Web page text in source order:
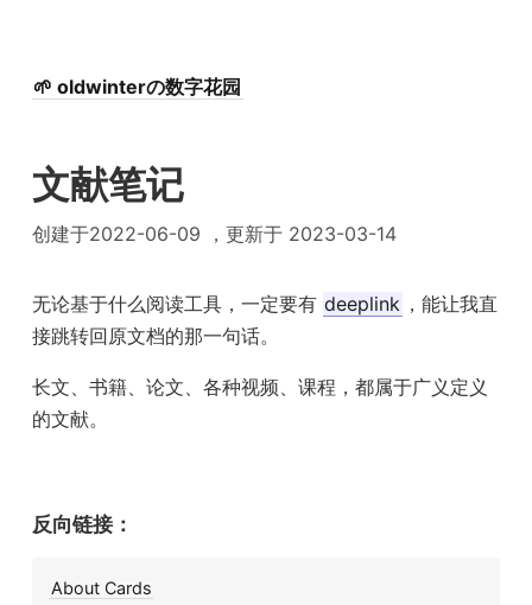
🌱 oldwinterの数字花园
文献笔记
创建于2022-06-09 ，更新于 2023-03-14
无论基于什么阅读工具，一定要有 deeplink ，能让我直
接跳转回原文档的那一句话。
长文、书籍、论文、各种视频、课程，都属于广义定义
的文献。
反向链接：
About Cards